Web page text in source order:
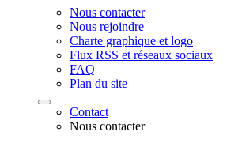
Nous contacter
Nous rejoindre
Charte graphique et logo
Flux RSS et réseaux sociaux
FAQ
Plan du site
Contact
Nous contacter